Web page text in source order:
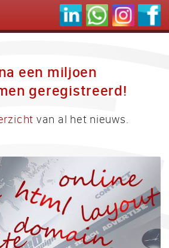
een miljoen
geregistreerd!
van al het nieuws.